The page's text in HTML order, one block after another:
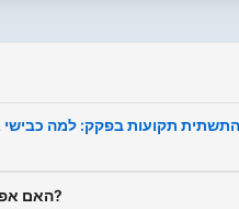
האם אפשר להאמין לסקרי הבחירות?